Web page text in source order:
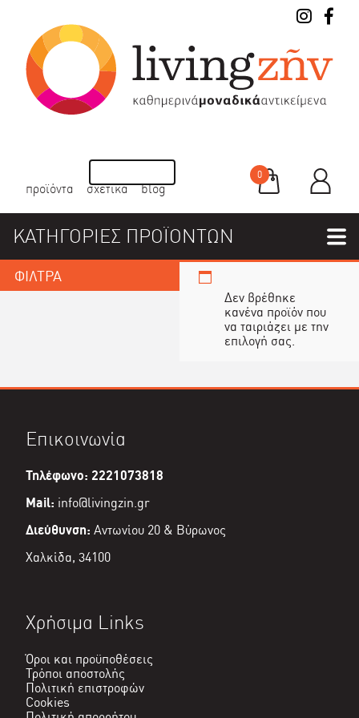
προϊόντα σχετικά blog
0
ΚΑΤΗΓΟΡΙΕΣ ΠΡΟΪΟΝΤΩΝ
ΦΙΛΤΡΑ
Δεν βρέθηκε
κανένα προϊόν που
να ταιριάζει με την
επιλογή σας.
Επικοινωνία
Τηλέφωνο: 2221073818
Mail: info@livingzin.gr
Διεύθυνση: Αντωνίου 20 & Βύρωνος
Χαλκίδα, 34100
Χρήσιμα Links
Όροι και προϋποθέσεις
Τρόποι αποστολής
Πολιτική επιστροφών
Cookies